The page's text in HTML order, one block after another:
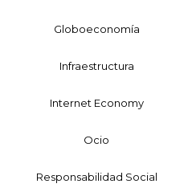
Globoeconomía
Infraestructura
Internet Economy
Ocio
Responsabilidad Social